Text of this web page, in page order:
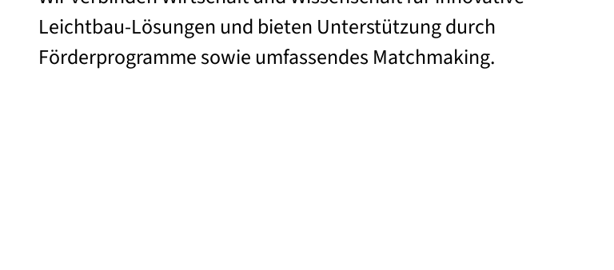
Leichtbau-Lösungen und bieten Unterstützung durch
Förderprogramme sowie umfassendes Matchmaking.